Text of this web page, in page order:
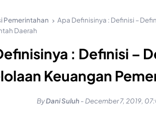
Pemerintahan
Apa Definisinya : Definisi –
Daerah
: Definisi –
Keuangan
ByDani Suluh -December 7, 2019,